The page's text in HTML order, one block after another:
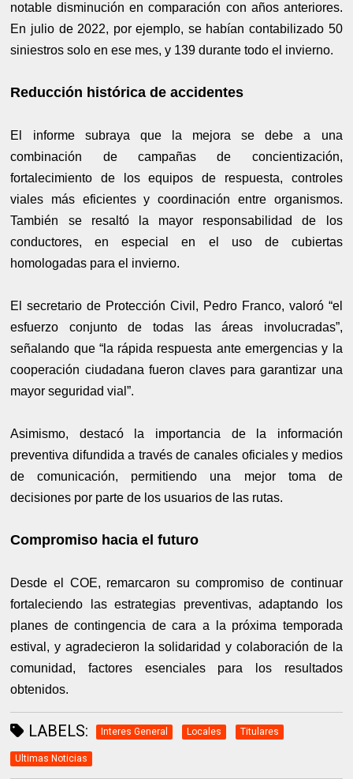
notable disminución en comparación con años anteriores.
En julio de 2022, por ejemplo, se habían contabilizado 50
siniestros solo en ese mes, y 139 durante todo el invierno.
Reducción histórica de accidentes
El informe subraya que la mejora se debe a una
combinación de campañas de concientización,
fortalecimiento de los equipos de respuesta, controles
viales más eficientes y coordinación entre organismos.
También se resaltó la mayor responsabilidad de los
conductores, en especial en el uso de cubiertas
homologadas para el invierno.
El secretario de Protección Civil, Pedro Franco, valoró “el
esfuerzo conjunto de todas las áreas involucradas”,
señalando que “la rápida respuesta ante emergencias y la
cooperación ciudadana fueron claves para garantizar una
mayor seguridad vial”.
Asimismo, destacó la importancia de la información
preventiva difundida a través de canales oficiales y medios
de comunicación, permitiendo una mejor toma de
decisiones por parte de los usuarios de las rutas.
Compromiso hacia el futuro
Desde el COE, remarcaron su compromiso de continuar
fortaleciendo las estrategias preventivas, adaptando los
planes de contingencia de cara a la próxima temporada
estival, y agradecieron la solidaridad y colaboración de la
comunidad, factores esenciales para los resultados
obtenidos.
LABELS: Interes General Locales Titulares
Ultimas Noticias